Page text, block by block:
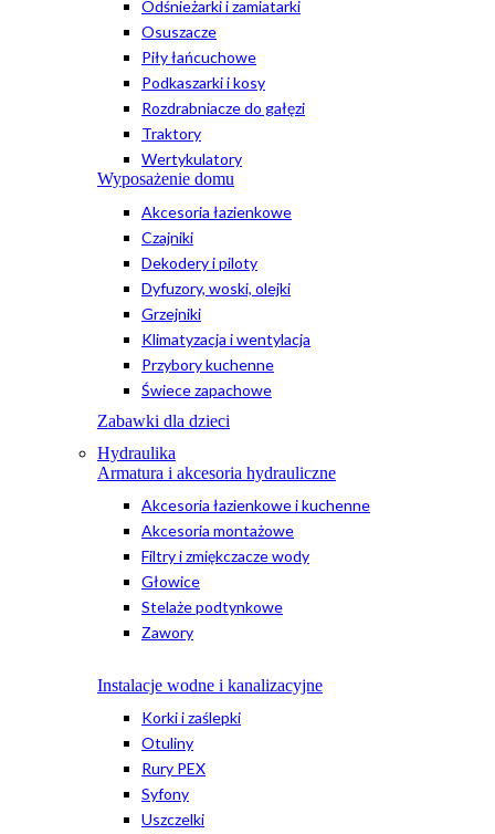
Odśnieżarki i zamiatarki
Osuszacze
Piły łańcuchowe
Podkaszarki i kosy
Rozdrabniacze do gałęzi
Traktory
Wertykulatory
Wyposażenie domu
Akcesoria łazienkowe
Czajniki
Dekodery i piloty
Dyfuzory, woski, olejki
Grzejniki
Klimatyzacja i wentylacja
Przybory kuchenne
Świece zapachowe
Zabawki dla dzieci
Hydraulika
Armatura i akcesoria hydrauliczne
Akcesoria łazienkowe i kuchenne
Akcesoria montażowe
Filtry i zmiękczacze wody
Głowice
Stelaże podtynkowe
Zawory
Instalacje wodne i kanalizacyjne
Korki i zaślepki
Otuliny
Rury PEX
Syfony
Uszczelki